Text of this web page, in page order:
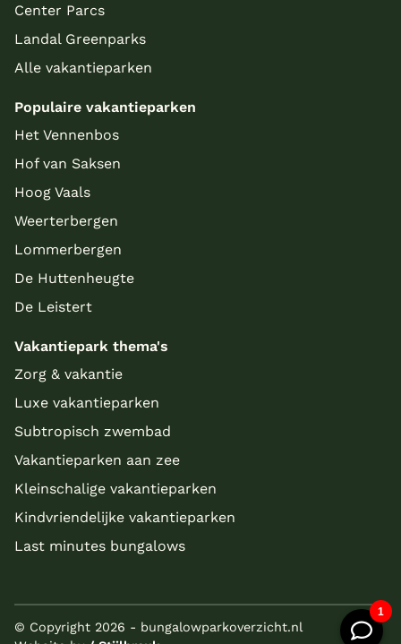
Meer inladen
Center Parcs
Landal Greenparks
Alle vakantieparken
Populaire vakantieparken
Het Vennenbos
Hof van Saksen
Hoog Vaals
Weerterbergen
Lommerbergen
De Huttenheugte
De Leistert
Vakantiepark thema's
Zorg & vakantie
Luxe vakantieparken
Subtropisch zwembad
Vakantieparken aan zee
Kleinschalige vakantieparken
Kindvriendelijke vakantieparken
Last minutes bungalows
© Copyright 2026 - bungalowparkoverzicht.nl